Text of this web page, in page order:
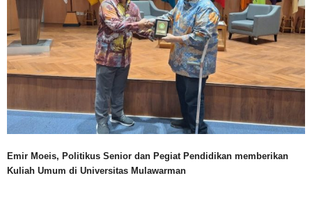
Emir Moeis, Politikus Senior dan Pegiat Pendidikan memberikan
Kuliah Umum di Universitas Mulawarman